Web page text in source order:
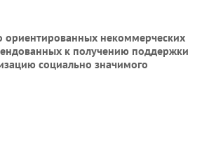
ориентированных некоммерческих
к получению поддержки
социально значимого